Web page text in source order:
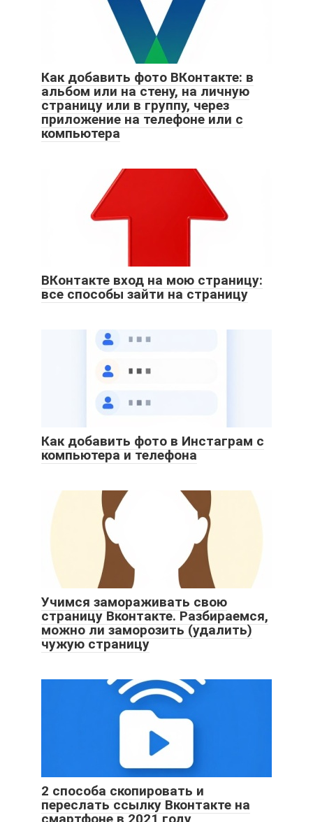
Как добавить фото ВКонтакте: в
альбом или на стену, на личную
страницу или в группу, через
приложение на телефоне или с
компьютера
ВКонтакте вход на мою страницу:
все способы зайти на страницу
Как добавить фото в Инстаграм с
компьютера и телефона
Учимся замораживать свою
страницу Вконтакте. Разбираемся,
можно ли заморозить (удалить)
чужую страницу
2 способа скопировать и
переслать ссылку Вконтакте на
смартфоне в 2021 году